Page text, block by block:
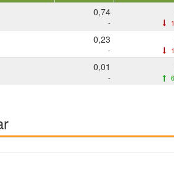
0,74
-
0,23
-
0,01
-